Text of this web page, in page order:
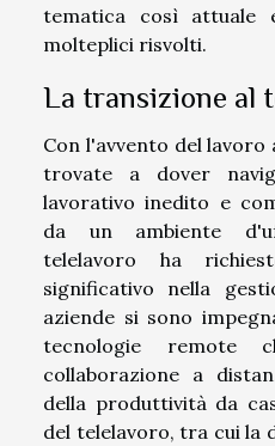
tematica così attuale
molteplici risvolti.
La transizione al
Con l'avvento del lavoro
trovate a dover
lavorativo inedito e
da un ambiente
telelavoro ha
significativo nella
aziende si sono
tecnologie remote
collaborazione a
della produttività da
del telelavoro, tra cui la